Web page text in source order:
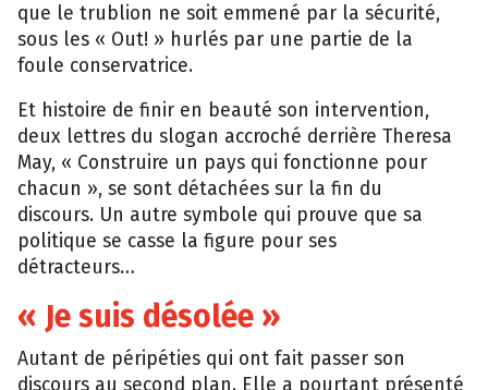
que le trublion ne soit emmené par la sécurité,
sous les « Out! » hurlés par une partie de la
foule conservatrice.
Et histoire de finir en beauté son intervention,
deux lettres du slogan accroché derrière Theresa
May, « Construire un pays qui fonctionne pour
chacun », se sont détachées sur la fin du
discours. Un autre symbole qui prouve que sa
politique se casse la figure pour ses
détracteurs…
« Je suis désolée »
Autant de péripéties qui ont fait passer son
discours au second plan. Elle a pourtant présenté